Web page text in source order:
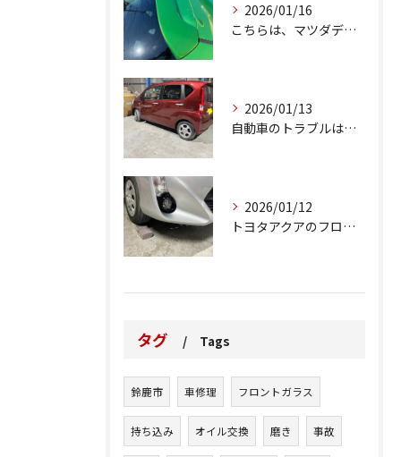
2026/01/16
こちらは、マツダデミオのゲートのルーフスポイラーで、経年劣化...
2026/01/13
自動車のトラブルは、日常生活において避けられない出来事の一つ...
2026/01/12
トヨタアクアのフロントバンパーの右下側を縁石にぶつけてできた...
タグ Tags
鈴鹿市 車修理 フロントガラス
持ち込み オイル交換 磨き 事故